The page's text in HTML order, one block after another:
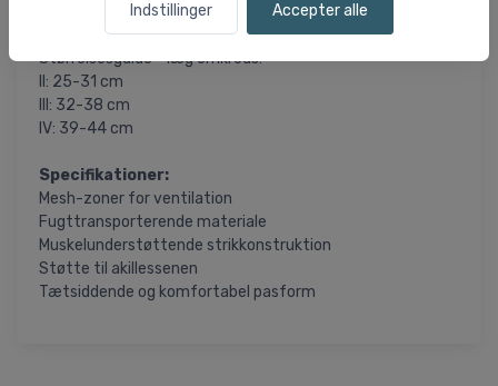
Indstillinger Accepter alle
træning og efterfølgende restitution.
Størrelsesguide - læg omkreds:
II: 25-31 cm
III: 32-38 cm
IV: 39-44 cm
Specifikationer:
Mesh-zoner for ventilation
Fugttransporterende materiale
Muskelunderstøttende strikkonstruktion
Støtte til akillessenen
Tætsiddende og komfortabel pasform